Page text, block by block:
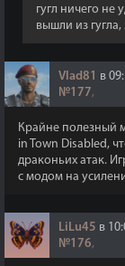
гугл ничего не
вышли из гугла,
Vlad81 в
№177,
Крайне полезный
in Town Disabled,
драконьих атак.
с модом на
LiLu45 в
№176,